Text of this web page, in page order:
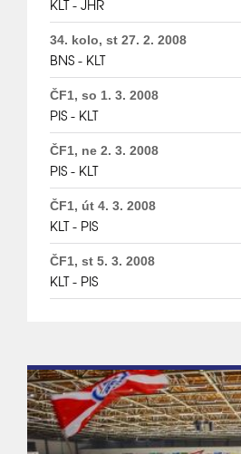
KLT - JHR
34. kolo, st 27. 2. 2008
BNS - KLT
ČF1, so 1. 3. 2008
PIS - KLT
ČF1, ne 2. 3. 2008
PIS - KLT
ČF1, út 4. 3. 2008
KLT - PIS
ČF1, st 5. 3. 2008
KLT - PIS